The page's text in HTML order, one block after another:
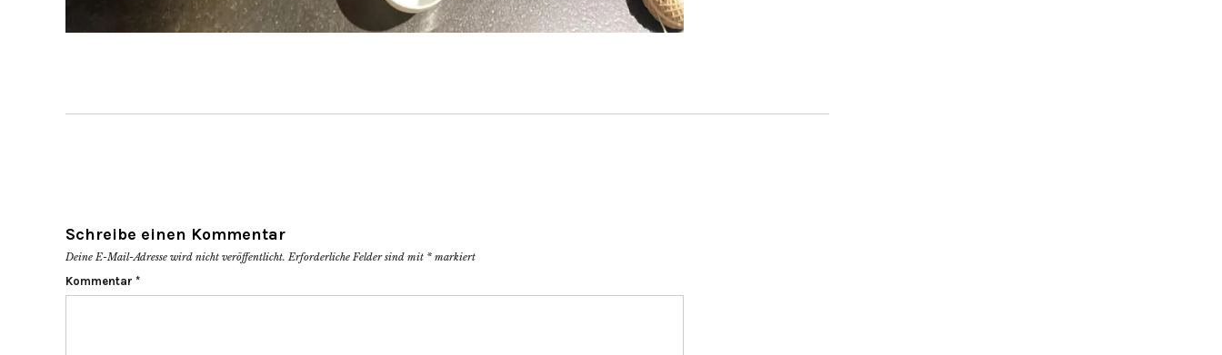
Schreibe einen Kommentar
Deine E-Mail-Adresse wird nicht veröffentlicht. Erforderliche Felder sind mit * markiert
Kommentar *